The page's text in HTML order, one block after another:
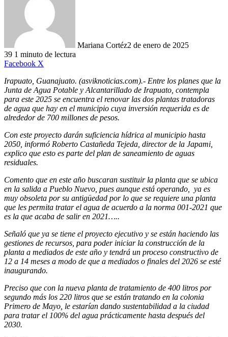
Mariana Cortéz2 de enero de 2025
39 1 minuto de lectura
Facebook X
Irapuato, Guanajuato. (asviknoticias.com).- Entre los planes que la
Junta de Agua Potable y Alcantarillado de Irapuato, contempla
para este 2025 se encuentra el renovar las dos plantas tratadoras
de agua que hay en el municipio cuya inversión requerida es de
alrededor de 700 millones de pesos.
Con este proyecto darán suficiencia hídrica al municipio hasta
2050, informó Roberto Castañeda Tejeda, director de la Japami,
explico que esto es parte del plan de saneamiento de aguas
residuales.
Comento que en este año buscaran sustituir la planta que se ubica
en la salida a Pueblo Nuevo, pues aunque está operando, ya es
muy obsoleta por su antigüedad por lo que se requiere una planta
que les permita tratar el agua de acuerdo a la norma 001-2021 que
es la que acaba de salir en 2021…..
Señaló que ya se tiene el proyecto ejecutivo y se están haciendo las
gestiones de recursos, para poder iniciar la construcción de la
planta a mediados de este año y tendrá un proceso constructivo de
12 a 14 meses a modo de que a mediados o finales del 2026 se esté
inaugurando.
Preciso que con la nueva planta de tratamiento de 400 litros por
segundo más los 220 litros que se están tratando en la colonia
Primero de Mayo, le estarían dando sustentabilidad a la ciudad
para tratar el 100% del agua prácticamente hasta después del
2030.